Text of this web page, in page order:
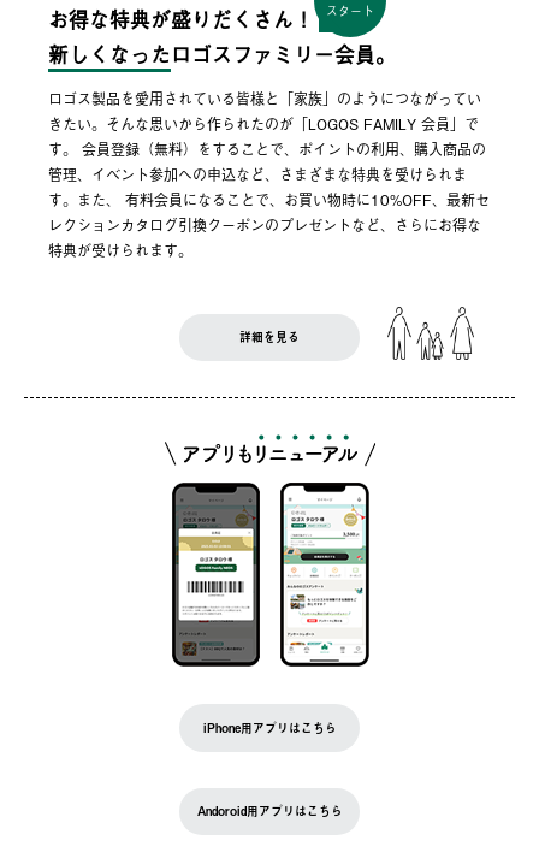
お得な特典が盛りだくさん！
スタート
新しくなった ロゴスファミリー会員。
ロゴス製品を愛用されている皆様と「家族」のようにつながってい
きたい。そんな思いから作られたのが「LOGOS FAMILY 会員」で
す。 会員登録（無料）をすることで、ポイントの利用、購入商品の
管理、イベント参加への申込など、さまざまな特典を受けられま
す。また、 有料会員になることで、お買い物時に10%OFF、最新セ
レクションカタログ引換クーポンのプレゼントなど、さらにお得な
特典が受けられます。
詳細を見る
iPhone用アプリはこちら
Andoroid用アプリはこちら